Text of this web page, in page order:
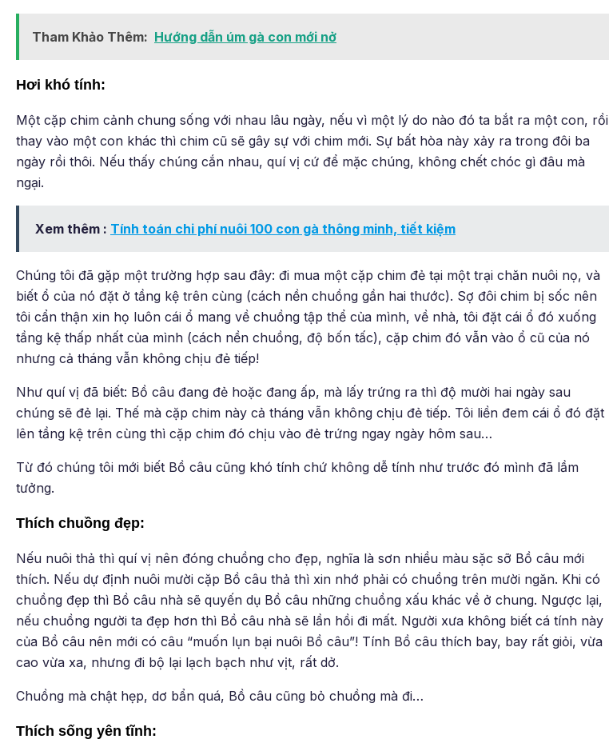
Tham Khảo Thêm: Hướng dẫn úm gà con mới nở
Hơi khó tính:
Một cặp chim cảnh chung sống với nhau lâu ngày, nếu vì một lý do nào đó ta bắt ra một con, rồi
thay vào một con khác thì chim cũ sẽ gây sự với chim mới. Sự bất hòa này xảy ra trong đôi ba
ngày rồi thôi. Nếu thấy chúng cắn nhau, quí vị cứ để mặc chúng, không chết chóc gì đâu mà
ngại.
Xem thêm : Tính toán chi phí nuôi 100 con gà thông minh, tiết kiệm
Chúng tôi đã gặp một trường hợp sau đây: đi mua một cặp chim đẻ tại một trại chăn nuôi nọ, và
biết ổ của nó đặt ở tầng kệ trên cùng (cách nền chuồng gần hai thước). Sợ đôi chim bị sốc nên
tôi cẩn thận xin họ luôn cái ổ mang về chuồng tập thể của mình, về nhà, tôi đặt cái ổ đó xuống
tầng kệ thấp nhất của mình (cách nền chuồng, độ bốn tấc), cặp chim đó vẫn vào ổ cũ của nó
nhưng cả tháng vẫn không chịu đẻ tiếp!
Như quí vị đã biết: Bồ câu đang đẻ hoặc đang ấp, mà lấy trứng ra thì độ mười hai ngày sau
chúng sẽ đẻ lại. Thế mà cặp chim này cả tháng vẫn không chịu đẻ tiếp. Tôi liền đem cái ổ đó đặt
lên tầng kệ trên cùng thì cặp chim đó chịu vào đẻ trứng ngay ngày hôm sau…
Từ đó chúng tôi mới biết Bồ câu cũng khó tính chứ không dễ tính như trước đó mình đã lầm
tưởng.
Thích chuồng đẹp:
Nếu nuôi thả thì quí vị nên đóng chuồng cho đẹp, nghĩa là sơn nhiều màu sặc sỡ Bồ câu mới
thích. Nếu dự định nuôi mười cặp Bồ câu thả thì xin nhớ phải có chuồng trên mười ngăn. Khi có
chuồng đẹp thì Bồ câu nhà sẽ quyến dụ Bồ câu những chuồng xấu khác về ở chung. Ngược lại,
nếu chuồng người ta đẹp hơn thì Bồ câu nhà sẽ lần hồi đi mất. Người xưa không biết cá tính này
của Bồ câu nên mới có câu “muốn lụn bại nuôi Bồ câu”! Tính Bồ câu thích bay, bay rất giỏi, vừa
cao vừa xa, nhưng đi bộ lại lạch bạch như vịt, rất dở.
Chuồng mà chật hẹp, dơ bẩn quá, Bồ câu cũng bỏ chuồng mà đi…
Thích sống yên tĩnh: